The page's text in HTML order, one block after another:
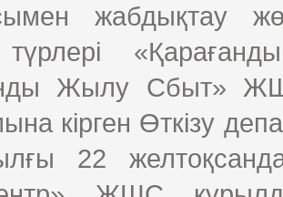
жабдықтау
түрлері
Жылу Сбыт»
кірген Өткізу
22